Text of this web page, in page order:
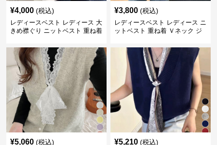
¥4,000 (税込)
レディースベスト レディース 大
きめ襟ぐり ニットベスト 重ね着
¥3,800 (税込)
レディースベスト レディース ニ
ットベスト 重ね着 Ｖネック ジ
¥5,060 (税込) ¥5,210 (税込)